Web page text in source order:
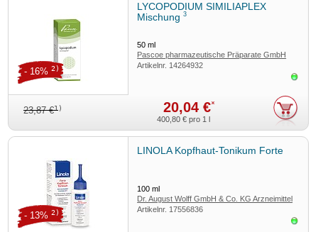
LYCOPODIUM SIMILIAPLEX
Mischung3
50ml
Pascoe pharmazeutische Präparate GmbH
Artikelnr. 14264932
23,87 €1) 20,04 €*
- 16% 2)
400,80 € pro 1 l
LINOLA Kopfhaut-Tonikum Forte
100ml
Dr. August Wolff GmbH & Co. KG Arzneimittel
Artikelnr. 17556836
- 13% 2)